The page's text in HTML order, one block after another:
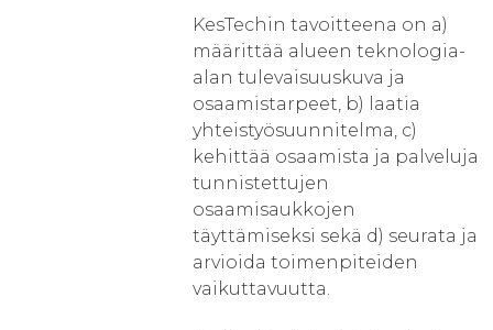
KesTechin tavoitteena on a)
määrittää alueen teknologia-
alan tulevaisuuskuva ja
osaamistarpeet, b) laatia
yhteistyösuunnitelma, c)
kehittää osaamista ja palveluja
tunnistettujen
osaamisaukkojen
täyttämiseksi sekä d) seurata ja
arvioida toimenpiteiden
vaikuttavuutta.